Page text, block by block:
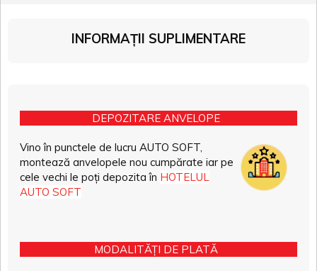
INFORMAȚII SUPLIMENTARE
DEPOZITARE ANVELOPE
Vino în punctele de lucru AUTO SOFT,
montează anvelopele nou cumpărate iar pe
cele vechi le poți depozita în HOTELUL
AUTO SOFT
MODALITĂȚI DE PLATĂ